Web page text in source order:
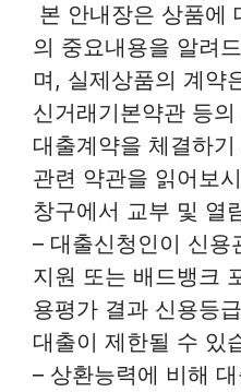
본 안내장은 상품에
의 중요내용을 알려
며, 실제상품의 계약
신거래기본약관 등
대출계약을 체결하
관련 약관을 읽어보
창구에서 교부 및 열
– 대출신청인이 신용
지원 또는 배드뱅크
용평가 결과 신용등
대출이 제한될 수 있
– 상환능력에 비해